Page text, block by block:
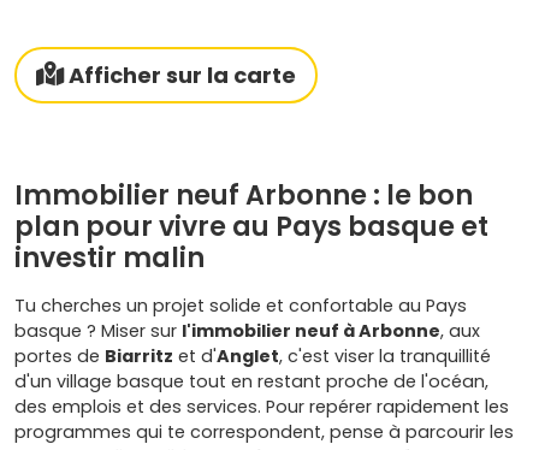
Afficher sur la carte
Immobilier neuf Arbonne : le bon
plan pour vivre au Pays basque et
investir malin
Tu cherches un projet solide et confortable au Pays
basque ? Miser sur l'immobilier neuf à Arbonne, aux
portes de Biarritz et d'Anglet, c'est viser la tranquillité
d'un village basque tout en restant proche de l'océan,
des emplois et des services. Pour repérer rapidement les
programmes qui te correspondent, pense à parcourir les